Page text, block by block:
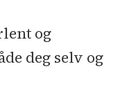
og
deg selv og